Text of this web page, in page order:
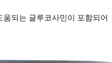
움되는 글루코사민이 포함되어